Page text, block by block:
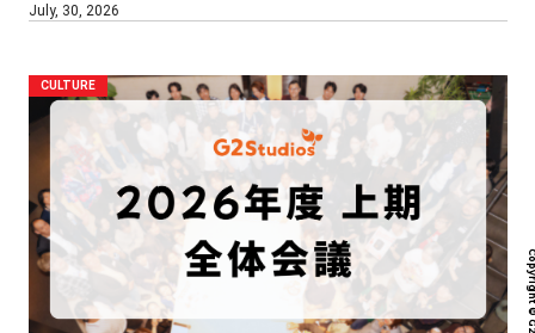
July, 30, 2026
CULTURE